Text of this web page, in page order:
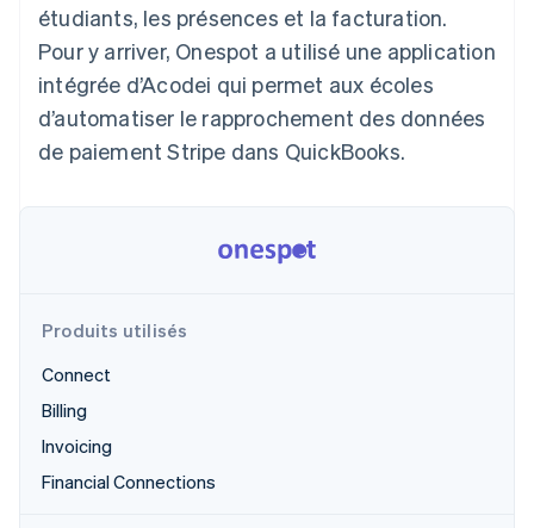
Découvrez les prochaines évolutions
Radar
Prévention de la fraude
Atlas
Constitution de start-up
Climate
Vérification de l'identité
Stripe Sessions 2026
Découvrez comment Stripe construit l’infrastructure
Commerce en ligne
Écosystème
Partenaires
étudiants, les présences et la facturation.
Pour y arriver, Onespot a utilisé une application
intégrée d’Acodei qui permet aux écoles
d’automatiser le rapprochement des données
de paiement Stripe dans QuickBooks.
Produits utilisés
Connect
Billing
Invoicing
Financial Connections